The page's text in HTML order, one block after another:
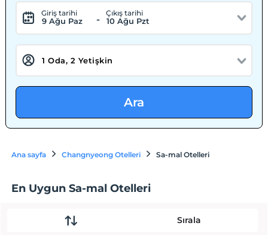
Giriş tarihi
9 Ağu Paz -
Çıkış tarihi
10 Ağu Pzt
Ara
Ana sayfa Changnyeong Otelleri Sa-mal Otelleri
En Uygun Sa-mal Otelleri
Sırala